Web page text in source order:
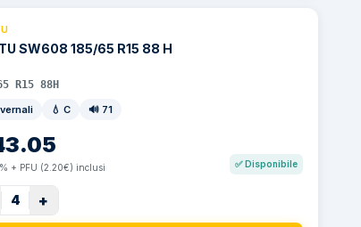
SW608 185/65 R15 88 H
R15 88H
💧 C 🔊 71
+ PFU (2.20€) inclusi ✅Disponibile
4 +